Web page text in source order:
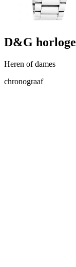
D&G horloge
Heren of dames
chronograaf